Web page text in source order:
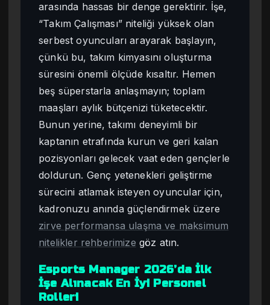
arasında hassas bir denge gerektirir. İşe,
“Takım Çalışması” niteliği yüksek olan
serbest oyuncuları arayarak başlayın,
çünkü bu, takım kimyasını oluşturma
süresini önemli ölçüde kısaltır. Hemen
beş süperstarla anlaşmayın; toplam
maaşları aylık bütçenizi tüketecektir.
Bunun yerine, takımı deneyimli bir
kaptanın etrafında kurun ve geri kalan
pozisyonları gelecek vaat eden gençlerle
doldurun. Genç yetenekleri geliştirme
sürecini atlamak isteyen oyuncular için,
kadronuzu anında güçlendirmek üzere
zirve performansa ulaşma ve maksimum
nitelikler rehberimize göz atın.
Esports Manager 2026’da İlk
İşe Alınacak En İyi Personel
Rolleri